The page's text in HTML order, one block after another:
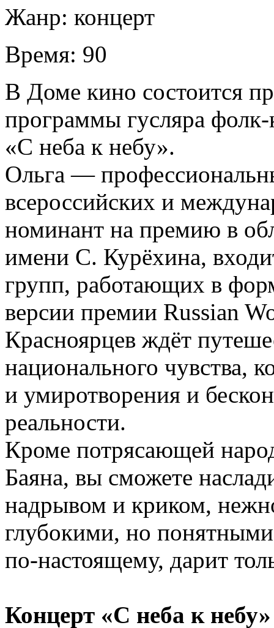
Жанр: концерт
Время: 90
В Доме кино состоится
программы гусляра
«С неба к небу».
Ольга —
всероссийских и
номинант на премию в
имени С. Курёхина,
групп, работающих в
версии премии Russian
Красноярцев ждёт
национального чувства,
и умиротворения и
реальности.
Кроме потрясающей
Баяна, вы сможете
надрывом и криком,
глубокими, но
по-настоящему, дарит
Концерт «С неба к